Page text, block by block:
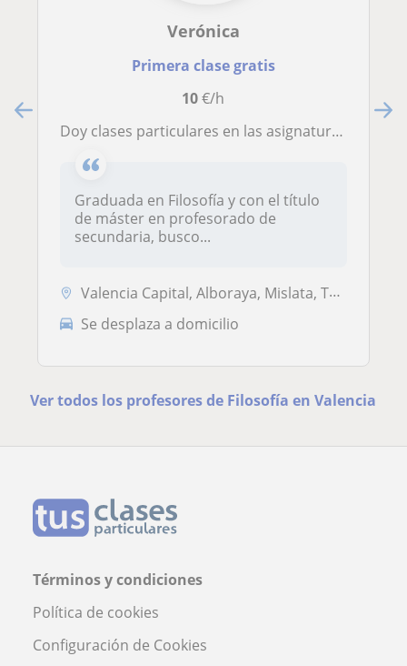
Verónica
Primera clase gratis
10€/h
Doy clases particulares en las asignaturas del ámbito de la Filosofía
Graduada en Filosofía y con el título
de máster en profesorado de
secundaria, busco...
Valencia Capital, Alboraya, Mislata, Tavernes Blanques
Se desplaza a domicilio
Ver todos los profesores de Filosofía en Valencia
Términos y condiciones
Política de cookies
Configuración de Cookies